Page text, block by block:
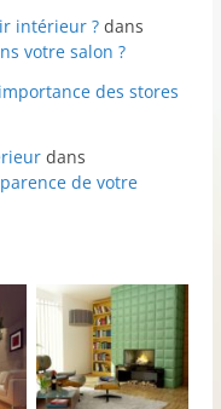
intérieur ?dans
votre salon ?
des stores
dans
de votre